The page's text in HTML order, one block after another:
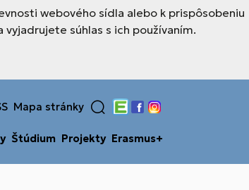
webového sídla alebo k prispôsobeniu
súhlas s ich používaním.
Mapa stránky
Edupage
Facebook
Instagram
Štúdium Projekty Erasmus+